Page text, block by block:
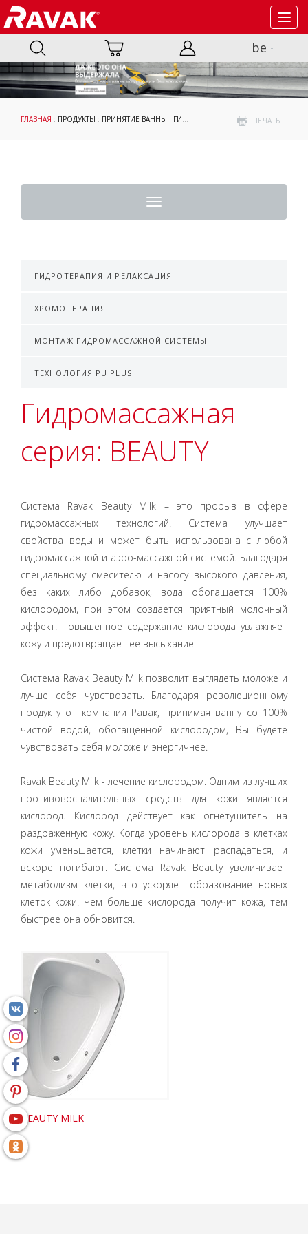
be
ПЕЧАТЬ
ГЛАВНАЯ : ПРОДУКТЫ : ПРИНЯТИЕ ВАННЫ : ГИДРОМАССАЖНЫЕ СИСТЕМЫ
Toggle
navigation
ГИДРОТЕРАПИЯ И РЕЛАКСАЦИЯ
ХРОМОТЕРАПИЯ
МОНТАЖ ГИДРОМАССАЖНОЙ СИСТЕМЫ
ТЕХНОЛОГИЯ PU PLUS
Гидромассажная
серия: BEAUTY
Cистема Ravak Beauty Milk – это прорыв в сфере
гидромассажных технологий. Система улучшает
свойства воды и может быть использована с любой
гидромассажной и аэро-массажной системой. Благодаря
специальному смесителю и насосу высокого давления,
без каких либо добавок, вода обогащается 100%
кислородом, при этом создается приятный молочный
эффект. Повышенное содержание кислорода увлажняет
кожу и предотвращает ее высыхание.
Система Ravak Beauty Milk позволит выглядеть моложе и
лучше себя чувствовать. Благодаря революционному
продукту от компании Равак, принимая ванну со 100%
чистой водой, обогащенной кислородом, Вы будете
чувствовать себя моложе и энергичнее.
Ravak Beauty Milk - лечение кислородом. Одним из лучших
противовоспалительных средств для кожи является
кислород. Кислород действует как огнетушитель на
раздраженную кожу. Когда уровень кислорода в клетках
кожи уменьшается, клетки начинают распадаться, и
вскоре погибают. Система Ravak Beauty увеличивает
метаболизм клетки, что ускоряет образование новых
клеток кожи. Чем больше кислорода получит кожа, тем
быстрее она обновится.
BEAUTY MILK